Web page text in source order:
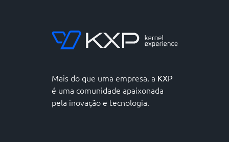
Mais do que uma empresa, a KXP
é uma comunidade apaixonada
pela inovação e tecnologia.